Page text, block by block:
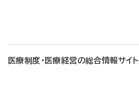
医療制度・医療経営の総合情報サイト